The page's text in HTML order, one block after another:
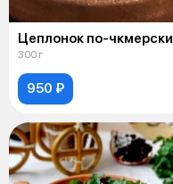
Цеплонок по-чкмерски
300 г
950 ₽